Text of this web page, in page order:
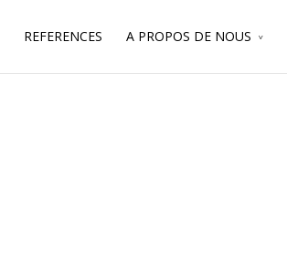
REFERENCES A PROPOS DE NOUS